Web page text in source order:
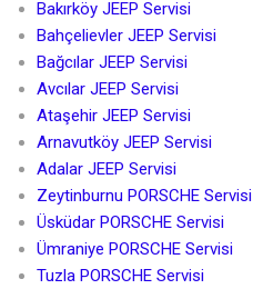
Bakırköy JEEP Servisi
Bahçelievler JEEP Servisi
Bağcılar JEEP Servisi
Avcılar JEEP Servisi
Ataşehir JEEP Servisi
Arnavutköy JEEP Servisi
Adalar JEEP Servisi
Zeytinburnu PORSCHE Servisi
Üsküdar PORSCHE Servisi
Ümraniye PORSCHE Servisi
Tuzla PORSCHE Servisi